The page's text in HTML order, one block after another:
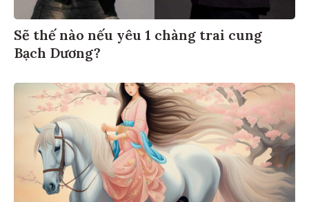
Sẽ thế nào nếu yêu 1 chàng trai cung
Bạch Dương?